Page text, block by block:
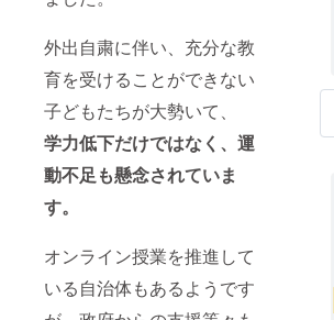
外出自粛に伴い、充分な教
育を受けることができない
子どもたちが大勢いて、
学力低下だけではなく、運
動不足も懸念されていま
す。
オンライン授業を推進して
いる自治体もあるようです